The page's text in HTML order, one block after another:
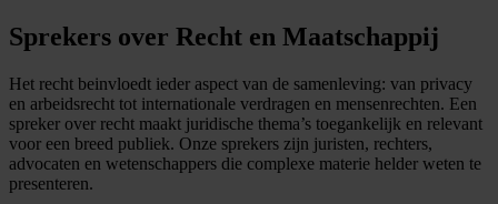
Sprekers over Recht en Maatschappij
Het recht beinvloedt ieder aspect van de samenleving: van privacy
en arbeidsrecht tot internationale verdragen en mensenrechten. Een
spreker over recht maakt juridische thema’s toegankelijk en relevant
voor een breed publiek. Onze sprekers zijn juristen, rechters,
advocaten en wetenschappers die complexe materie helder weten te
presenteren.